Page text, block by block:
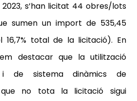
s’han licitat 44 obres/lots
sumen un import de 535,45
16,7% total de la licitació). En
destacar que la utilització
i de sistema dinàmics de
no tota la licitació sigui